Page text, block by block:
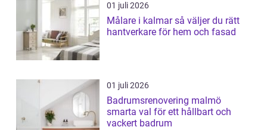
01 juli 2026
Målare i kalmar så väljer du rätt
hantverkare för hem och fasad
01 juli 2026
Badrumsrenovering malmö
smarta val för ett hållbart och
vackert badrum